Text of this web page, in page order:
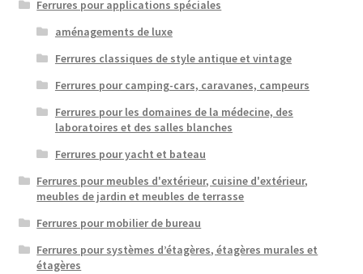
Ferrures pour applications spéciales
aménagements de luxe
Ferrures classiques de style antique et vintage
Ferrures pour camping-cars, caravanes, campeurs
Ferrures pour les domaines de la médecine, des
laboratoires et des salles blanches
Ferrures pour yacht et bateau
Ferrures pour meubles d'extérieur, cuisine d'extérieur,
meubles de jardin et meubles de terrasse
Ferrures pour mobilier de bureau
Ferrures pour systèmes d’étagères, étagères murales et
étagères